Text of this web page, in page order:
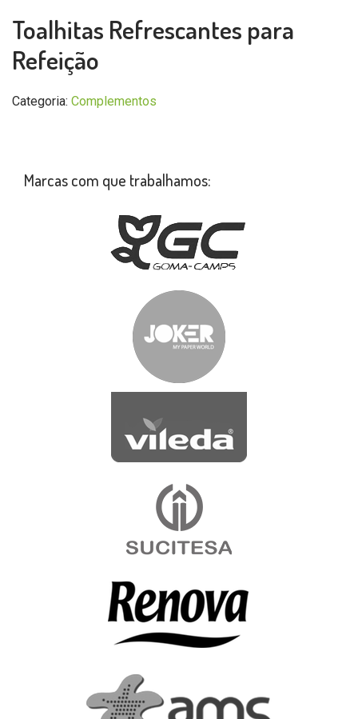
Toalhitas Refrescantes para
Refeição
Categoria: Complementos
Marcas com que trabalhamos: